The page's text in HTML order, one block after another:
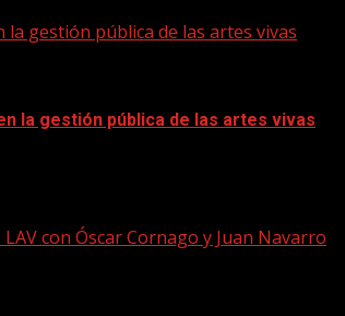
gestión pública de las artes vivas
la gestión pública de las artes vivas
con Óscar Cornago y Juan Navarro